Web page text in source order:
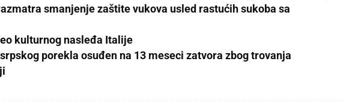
smanjenje zaštite vukova usled rastućih sukoba sa
kulturnog nasleđa Italije
porekla osuđen na 13 meseci zatvora zbog trovanja